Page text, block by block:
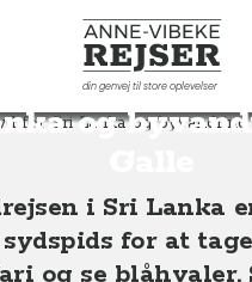
Anne-Vibeke Rejser
din genvej til store oplevelser
syd
og
Asien Sri Lanka Hvalsafari syd for Sri Lanka og byvandring i Galle
i Sri Lanka
for at
og se blåhvaler.